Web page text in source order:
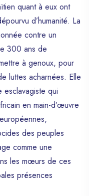
quant à eux ont
d’humanité. La
contre un
300 ans de
à genoux, pour
luttes acharnées. Elle
esclavagiste qui
en main-d’œuvre
des peuples
comme une
les mœurs de ces
présences